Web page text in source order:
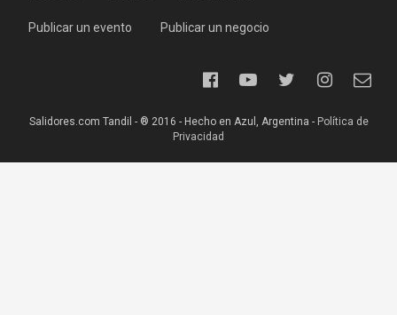
Publicar un evento Publicar un negocio
Salidores.com Tandil - ® 2016 - Hecho en Azul, Argentina - Política de
Privacidad